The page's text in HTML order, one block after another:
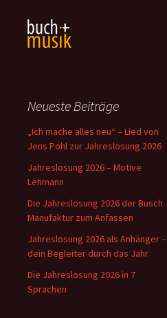
Neueste Beiträge
„Ich mache alles neu“ – Lied von
Jens Pohl zur Jahreslosung 2026
Jahreslosung 2026 – Motive
Lehmann
Die Jahreslosung 2026 der Busch
Manufaktur zum Anfassen
Jahreslosung 2026 als Anhänger –
dein Begleiter durch das Jahr
Die Jahreslosung 2026 in 7
Sprachen